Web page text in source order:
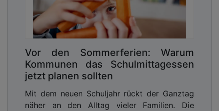
Vor den Sommerferien: Warum
Kommunen das Schulmittagessen
jetzt planen sollten
Mit dem neuen Schuljahr rückt der Ganztag
näher an den Alltag vieler Familien. Die